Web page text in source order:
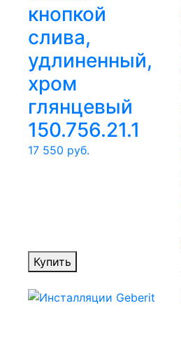
кнопкой
слива,
удлиненный,
хром
глянцевый
150.756.21.1
17 550 руб.
Купить